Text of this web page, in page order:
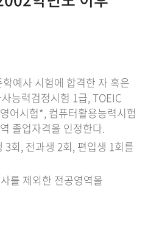
예사 시험에 합격한 자 혹은
능력검정시험 1급, TOEIC
어시험*, 컴퓨터활용능력시험
졸업자격을 인정한다.
3회, 전과생 2회, 편입생 1회를
를 제외한 전공영역을